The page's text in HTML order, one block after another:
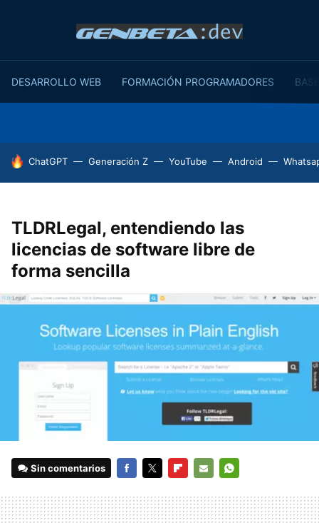
DESARROLLO WEB FORMACIÓN PROGRAMADORES
HOY SE HABLA DE
ChatGPT Generación Z YouTube Android
TLDRLegal, entendiendo las
licencias de software libre de
forma sencilla
Sin comentarios
MAIL